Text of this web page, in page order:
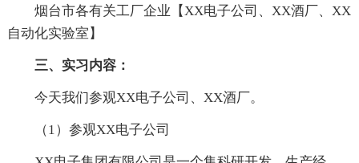
烟台市各有关工厂企业【XX电子公司、XX酒厂、XX
自动化实验室】
三、实习内容：
今天我们参观XX电子公司、XX酒厂。
（1）参观XX电子公司